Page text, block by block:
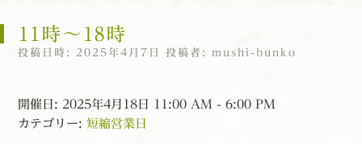
11時〜18時
投稿日時: 2025年4月7日 投稿者: mushi-bunko
開催日: 2025年4月18日 11:00 AM - 6:00 PM
カテゴリー: 短縮営業日